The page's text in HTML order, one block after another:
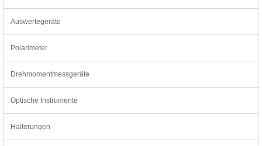
Auswertegeräte
Polarimeter
Drehmomentmessgeräte
Optische Instrumente
Halterungen